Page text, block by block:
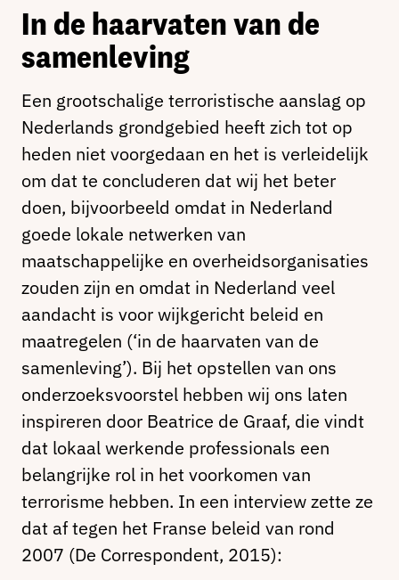
In de haarvaten van de
samenleving
Een grootschalige terroristische aanslag op
Nederlands grondgebied heeft zich tot op
heden niet voorgedaan en het is verleidelijk
om dat te concluderen dat wij het beter
doen, bijvoorbeeld omdat in Nederland
goede lokale netwerken van
maatschappelijke en overheidsorganisaties
zouden zijn en omdat in Nederland veel
aandacht is voor wijkgericht beleid en
maatregelen (‘in de haarvaten van de
samenleving’). Bij het opstellen van ons
onderzoeksvoorstel hebben wij ons laten
inspireren door Beatrice de Graaf, die vindt
dat lokaal werkende professionals een
belangrijke rol in het voorkomen van
terrorisme hebben. In een interview zette ze
dat af tegen het Franse beleid van rond
2007 (De Correspondent, 2015):